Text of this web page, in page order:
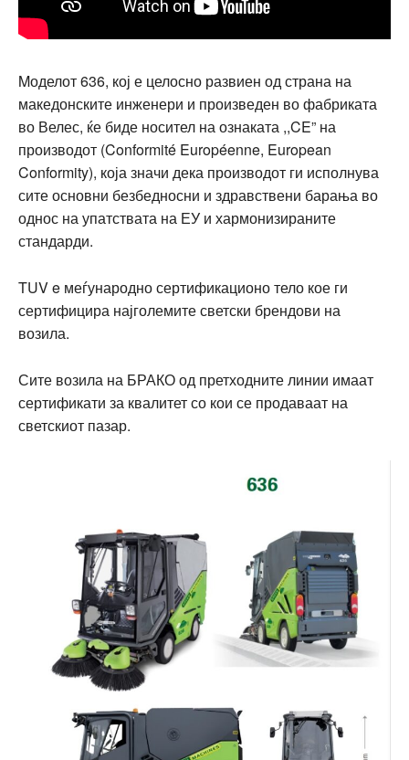
Mоделот 636, кој е целосно развиен од страна на
македонските инженери и произведен во фабриката
во Велес, ќе биде носител на ознаката ,,CE” на
производот (Conformité Européenne, European
Conformity), која значи дека производот ги исполнува
сите основни безбедносни и здравствени барања во
однос на упатствата на ЕУ и хармонизираните
стандарди.
TUV e меѓународно сертификационо тело кое ги
сертифицира најголемите светски брендови на
возила.
Сите возила на БРАКО од претходните линии имаат
сертификати за квалитет со кои се продаваат на
светскиот пазар.